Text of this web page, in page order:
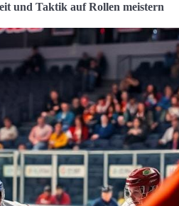
und Taktik auf Rollen meistern